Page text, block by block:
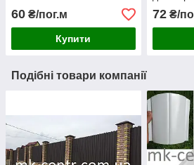
60 ₴/пог.м
Купити
купити
72₴/
Подібні товари компанії